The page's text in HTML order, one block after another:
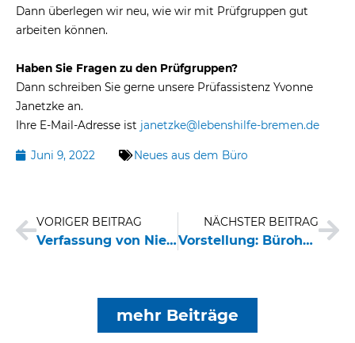
Dann überlegen wir neu, wie wir mit Prüfgruppen gut
arbeiten können.
Haben Sie Fragen zu den Prüfgruppen?
Dann schreiben Sie gerne unsere Prüfassistenz Yvonne
Janetzke an.
Ihre E-Mail-Adresse ist janetzke@lebenshilfe-bremen.de
Juni 9, 2022 Neues aus dem Büro
Zurück
VORIGER BEITRAG
Verfassung von Niedersachsen in Leichter Sprache
NÄCHSTER BEITRAG
Vorstellung: Bürohund Midas
mehr Beiträge